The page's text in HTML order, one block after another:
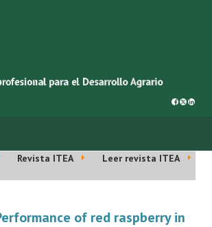
Revista ITEA
Leer revista ITEA
of red raspberry in